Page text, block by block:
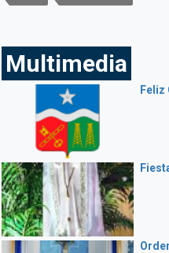
Multimedia
Feliz